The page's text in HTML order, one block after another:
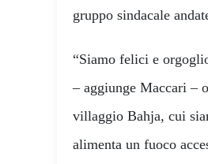
gruppo sindacale
“Siamo felici e
– aggiunge Maccari –
villaggio Bahja, cui
alimenta un fuoco